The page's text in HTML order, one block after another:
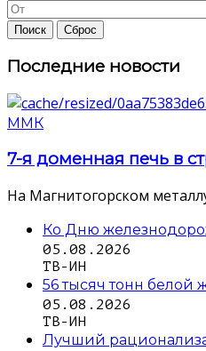
Последние новости
ММК
7-я доменная печь в
На Магнитогорском
Ко Дню
05.08.2026
ТВ-ИН
56 тысяч тонн белой
05.08.2026
ТВ-ИН
Лучший